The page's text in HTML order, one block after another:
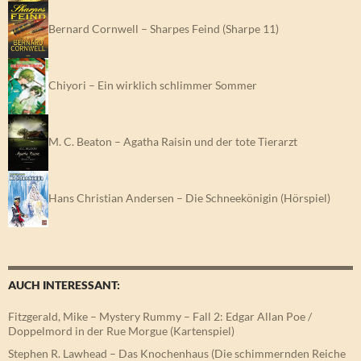
Bernard Cornwell – Sharpes Feind (Sharpe 11)
Chiyori – Ein wirklich schlimmer Sommer
M. C. Beaton – Agatha Raisin und der tote Tierarzt
Hans Christian Andersen – Die Schneekönigin (Hörspiel)
AUCH INTERESSANT:
Fitzgerald, Mike – Mystery Rummy – Fall 2: Edgar Allan Poe /
Doppelmord in der Rue Morgue (Kartenspiel)
Stephen R. Lawhead – Das Knochenhaus (Die schimmernden Reiche